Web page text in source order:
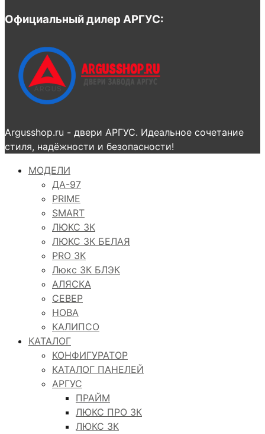
Официальный дилер АРГУС:
Argusshop.ru - двери АРГУС. Идеальное сочетание
стиля, надёжности и безопасности!
МОДЕЛИ
ДА-97
PRIME
SMART
ЛЮКС 3К
ЛЮКС 3К БЕЛАЯ
PRO 3K
Люкс 3К БЛЭК
АЛЯСКА
СЕВЕР
НОВА
КАЛИПСО
КАТАЛОГ
КОНФИГУРАТОР
КАТАЛОГ ПАНЕЛЕЙ
АРГУС
ПРАЙМ
ЛЮКС ПРО 3К
ЛЮКС 3К